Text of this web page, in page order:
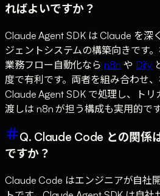
ればよいですか？
Claude Agent SDK は Claude を深
ジェントシステムの構築向きです
業務フロー自動化ならn8n や Dify
度で有利です。両者を組み合わせ
Claude Agent SDK で処理し、ト
渡しは n8n が担う構成も実用的です
Q. Claude Code との関係
ですか？
Claude Code はエンジニアが自社